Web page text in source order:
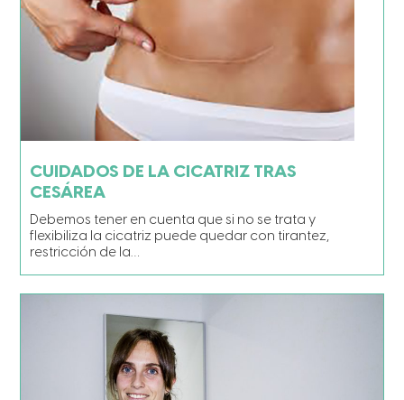
CUIDADOS DE LA CICATRIZ TRAS
CESÁREA
Debemos tener en cuenta que si no se trata y
flexibiliza la cicatriz puede quedar con tirantez,
restricción de la…